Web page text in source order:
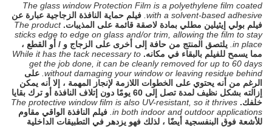
The glass window Protection Film is a polyethylene film coated
with a solvent-based adhesive.
فيلم حماية النافذة الزجاجية عبارة عن
فيلم بولي إيثيلين مطلي بمادة لاصقة قائمة على المذيبات. The product
sticks edge to edge on glass and/or trim, allowing the film to stay
in place.
يلتصق المنتج من حافة إلى أخرى على الزجاج و / أو القطع ،
مما يسمح للفيلم بالبقاء في مكانه. While it has the tack necessary to
get the job done, it can be cleanly removed for up to 60 days
without damaging your window or leaving residue behind.
على
الرغم من أنه يحتوي على الخطوات اللازمة لإنجاز المهمة ، إلا أنه يمكن
إزالته بشكل نظيف لمدة تصل إلى 60 يومًا دون إتلاف النافذة أو ترك بقايا
خلفك. The protective window film is also UV-resistant, so it thrives
in both indoor and outdoor applications.
فيلم النافذة الواقي مقاوم
للأشعة فوق البنفسجية أيضًا ، لذلك فهو يزدهر في التطبيقات الداخلية